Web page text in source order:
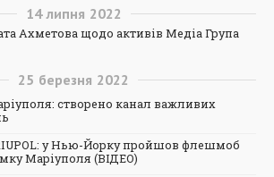
14 липня 2022
Ахметова щодо активів Медіа Група
25 березня 2022
створено канал важливих
у Нью-Йорку пройшов флешмоб
Маріуполя (ВІДЕО)